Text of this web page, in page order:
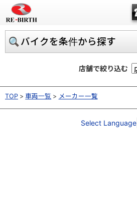
バイクを条件から探す
店舗で絞り込む
TOP 車両一覧 メーカー一覧
Select Language